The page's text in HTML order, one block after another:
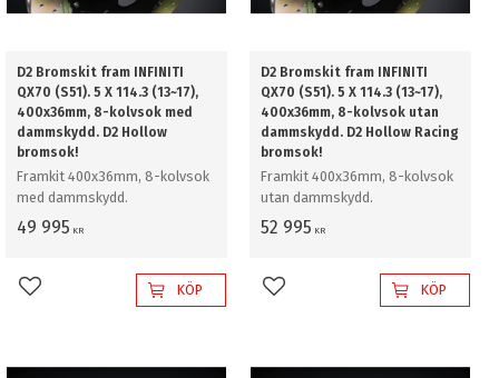
D2 Bromskit fram INFINITI
QX70 (S51). 5 X 114.3 (13~17),
400x36mm, 8-kolvsok med
dammskydd. D2 Hollow
bromsok!
Framkit 400x36mm, 8-kolvsok
med dammskydd.
49 995 KR
Lägg till i favoriterKÖP
D2 Bromskit fram INFINITI
QX70 (S51). 5 X 114.3 (13~17),
400x36mm, 8-kolvsok utan
dammskydd. D2 Hollow Racing
bromsok!
Framkit 400x36mm, 8-kolvsok
utan dammskydd.
52 995 KR
Lägg till i favoriterKÖP